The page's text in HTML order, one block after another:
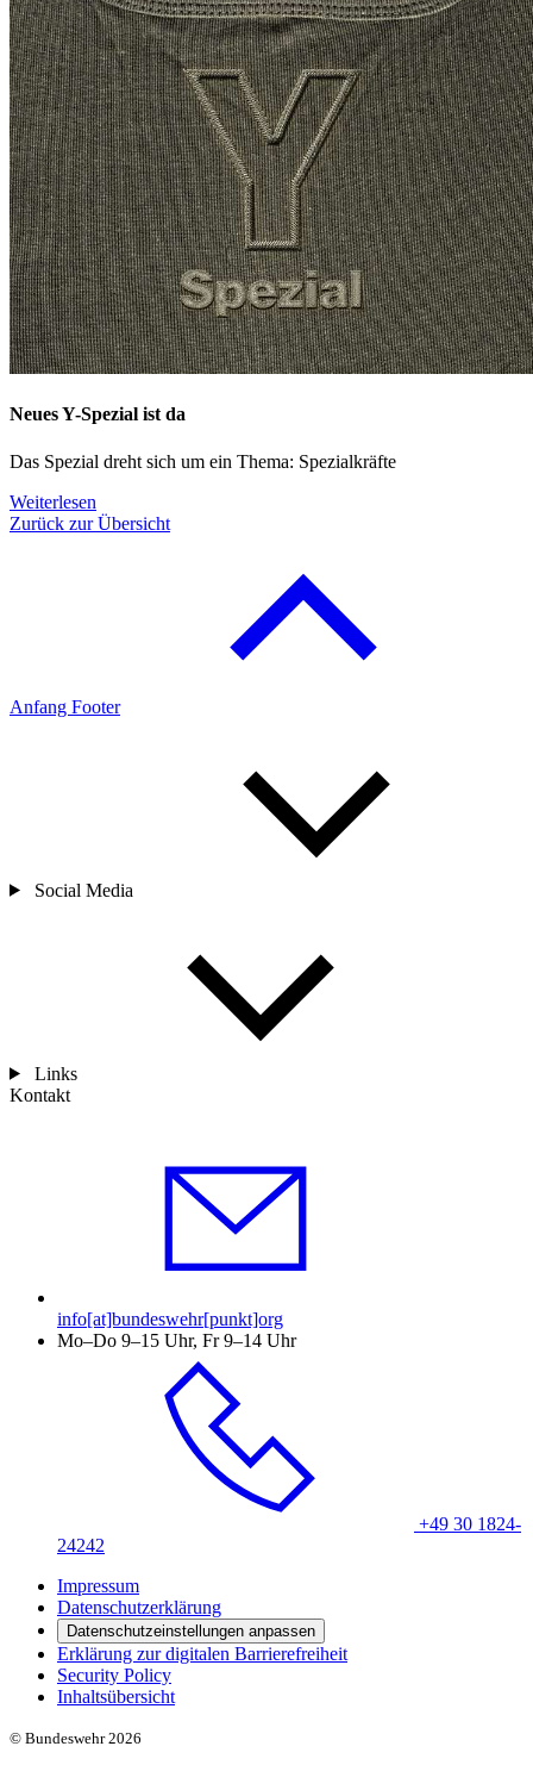
Neues Y-Spezial ist da
Das Spezial dreht sich um ein Thema: Spezialkräfte
Weiterlesen
Zurück zur Übersicht
Anfang Footer
Social Media
Links
Kontakt
info[at]bundeswehr[punkt]org
Mo–Do 9–15 Uhr, Fr 9–14 Uhr
+49 30 1824-
24242
Impressum
Datenschutzerklärung
Datenschutzeinstellungen anpassen
Erklärung zur digitalen Barrierefreiheit
Security Policy
Inhaltsübersicht
© Bundeswehr 2026